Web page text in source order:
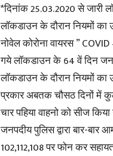
*दिनांक 25.03.2020 से जारी
लॉकडाउन के दौरान नियमों
नोवेल कोरोना वायरस ”
गये लॉकडाउन के 64 वें दिन
लॉकडाउन के दौरान नियमों का
प्रकार अबतक चौसठ दिनों में
चार पहिया वाहनो को सीज
जनपदीय पुलिस द्वारा बार-
102,112,108 पर फोन कर